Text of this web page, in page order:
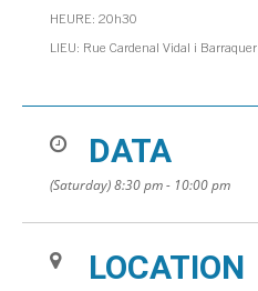
HEURE: 20h30
LIEU: Rue Cardenal Vidal i Barraquer
DATA
(Saturday) 8:30 pm - 10:00 pm
LOCATION